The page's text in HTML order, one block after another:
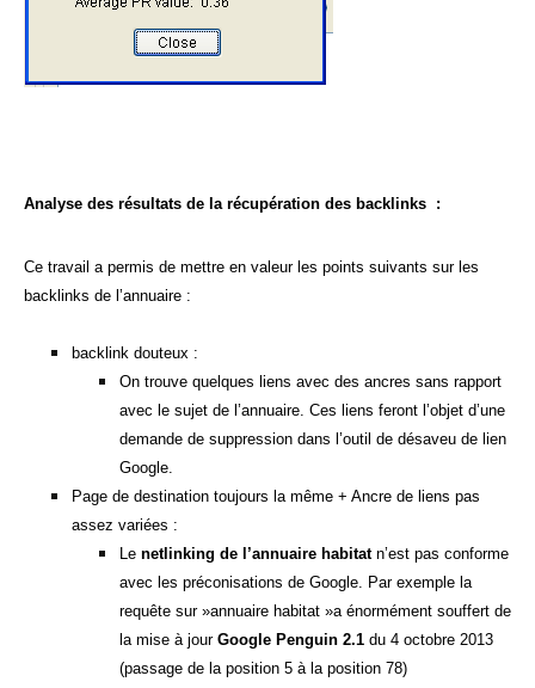
Analyse des résultats de la récupération des backlinks :
Ce travail a permis de mettre en valeur les points suivants sur les
backlinks de l’annuaire :
backlink douteux :
On trouve quelques liens avec des ancres sans rapport
avec le sujet de l’annuaire. Ces liens feront l’objet d’une
demande de suppression dans l’outil de désaveu de lien
Google.
Page de destination toujours la même + Ancre de liens pas
assez variées :
Le netlinking de l’annuaire habitatn’est pas conforme
avec les préconisations de Google. Par exemple la
requête sur »annuaire habitat »a énormément souffert de
la mise à jour Google Penguin 2.1 du 4 octobre 2013
(passage de la position 5 à la position 78)